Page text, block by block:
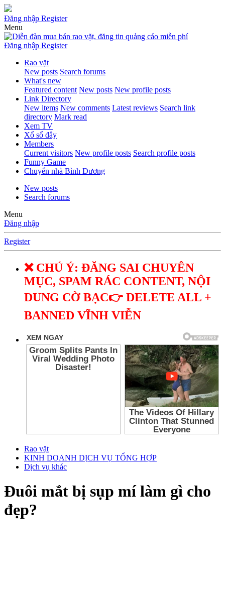
Đăng nhập Register
Menu
Đăng nhập Register
Rao vặt
New posts Search forums
What's new
Featured content New posts New profile posts
Link Directory
New items New comments Latest reviews Search link
directory Mark read
Xem TV
Xổ số đây
Members
Current visitors New profile posts Search profile posts
Funny Game
Chuyển nhà Bình Dương
New posts
Search forums
Menu
Đăng nhập
Register
❌ CHÚ Ý: ĐĂNG SAI CHUYÊN
MỤC, SPAM RÁC CONTENT, NỘI
DUNG CỜ BẠC👉 DELETE ALL +
BANNED VĨNH VIỄN
Rao vặt
KINH DOANH DỊCH VỤ TỔNG HỢP
Dịch vụ khác
Đuôi mắt bị sụp mí làm gì cho
đẹp?